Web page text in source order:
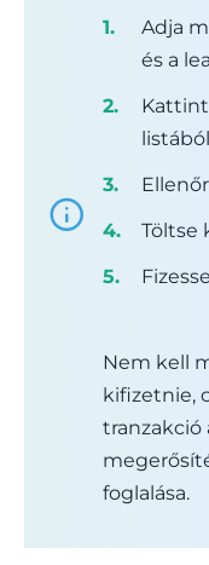
Adja
és a
Töltse
Nem kell
kifizetnie,
foglalása.